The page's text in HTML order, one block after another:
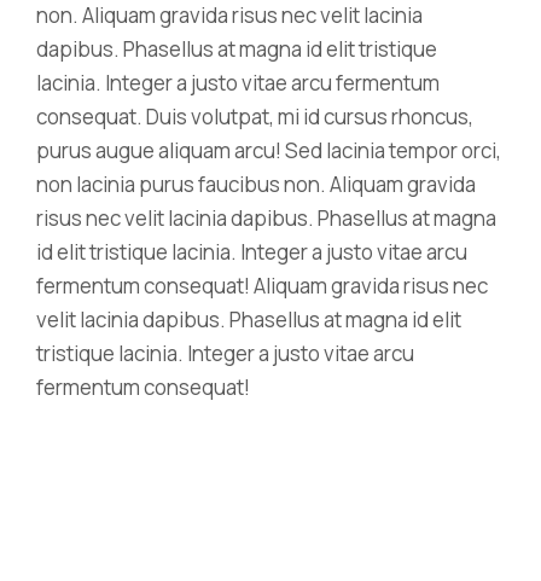
non. Aliquam gravida risus nec velit lacinia
dapibus. Phasellus at magna id elit tristique
lacinia. Integer a justo vitae arcu fermentum
consequat. Duis volutpat, mi id cursus rhoncus,
purus augue aliquam arcu! Sed lacinia tempor orci,
non lacinia purus faucibus non. Aliquam gravida
risus nec velit lacinia dapibus. Phasellus at magna
id elit tristique lacinia. Integer a justo vitae arcu
fermentum consequat! Aliquam gravida risus nec
velit lacinia dapibus. Phasellus at magna id elit
tristique lacinia. Integer a justo vitae arcu
fermentum consequat!